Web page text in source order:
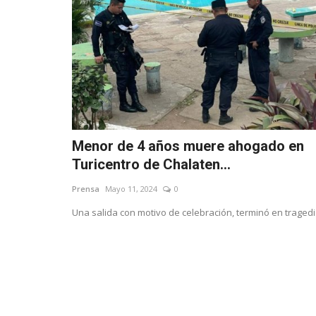
Menor de 4 años muere ahogado en
Turicentro de Chalaten...
Prensa Mayo 11, 2024 0
Una salida con motivo de celebración, terminó en